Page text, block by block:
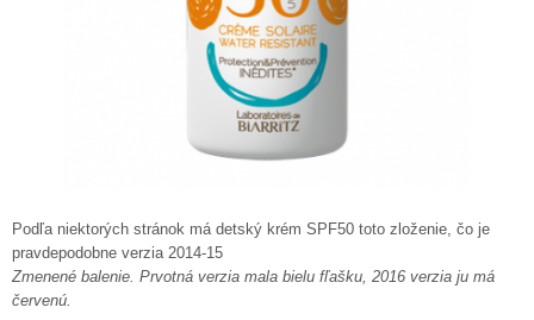
Podľa niektorých stránok má detský krém SPF50 toto zloženie, čo je
pravdepodobne verzia 2014-15
Zmenené balenie. Prvotná verzia mala bielu fľašku, 2016 verzia ju má
červenú.